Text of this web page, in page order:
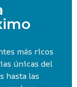
más ricos
únicas del
hasta las